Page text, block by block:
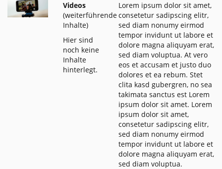
Videos
(weiterführende
Inhalte)
Hier sind
noch keine
Inhalte
hinterlegt.
Lorem ipsum dolor sit amet,
consetetur sadipscing elitr,
sed diam nonumy eirmod
tempor invidunt ut labore et
dolore magna aliquyam erat,
sed diam voluptua. At vero
eos et accusam et justo duo
dolores et ea rebum. Stet
clita kasd gubergren, no sea
takimata sanctus est Lorem
ipsum dolor sit amet. Lorem
ipsum dolor sit amet,
consetetur sadipscing elitr,
sed diam nonumy eirmod
tempor invidunt ut labore et
dolore magna aliquyam erat,
sed diam voluptua.